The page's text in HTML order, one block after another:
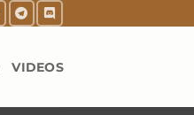
VIDEOS